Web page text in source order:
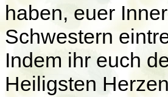
haben, euer
Schwestern
Indem ihr euch
Heiligsten